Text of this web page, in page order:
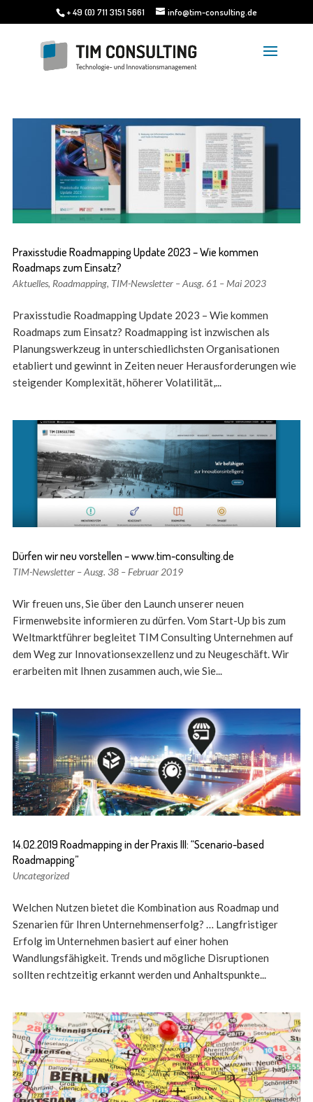
+ 49 (0) 711 3151 5661 info@tim-consulting.de
Praxisstudie Roadmapping Update 2023 – Wie kommen
Roadmaps zum Einsatz?
Aktuelles, Roadmapping, TIM-Newsletter – Ausg. 61 – Mai 2023
Praxisstudie Roadmapping Update 2023 – Wie kommen
Roadmaps zum Einsatz? Roadmapping ist inzwischen als
Planungswerkzeug in unterschiedlichsten Organisationen
etabliert und gewinnt in Zeiten neuer Herausforderungen wie
steigender Komplexität, höherer Volatilität,...
Dürfen wir neu vorstellen – www.tim-consulting.de
TIM-Newsletter – Ausg. 38 – Februar 2019
Wir freuen uns, Sie über den Launch unserer neuen
Firmenwebsite informieren zu dürfen. Vom Start-Up bis zum
Weltmarktführer begleitet TIM Consulting Unternehmen auf
dem Weg zur Innovationsexzellenz und zu Neugeschäft. Wir
erarbeiten mit Ihnen zusammen auch, wie Sie...
14.02.2019 Roadmapping in der Praxis III: “Scenario-based
Roadmapping”
Uncategorized
Welchen Nutzen bietet die Kombination aus Roadmap und
Szenarien für Ihren Unternehmenserfolg? … Langfristiger
Erfolg im Unternehmen basiert auf einer hohen
Wandlungsfähigkeit. Trends und mögliche Disruptionen
sollten rechtzeitig erkannt werden und Anhaltspunkte...